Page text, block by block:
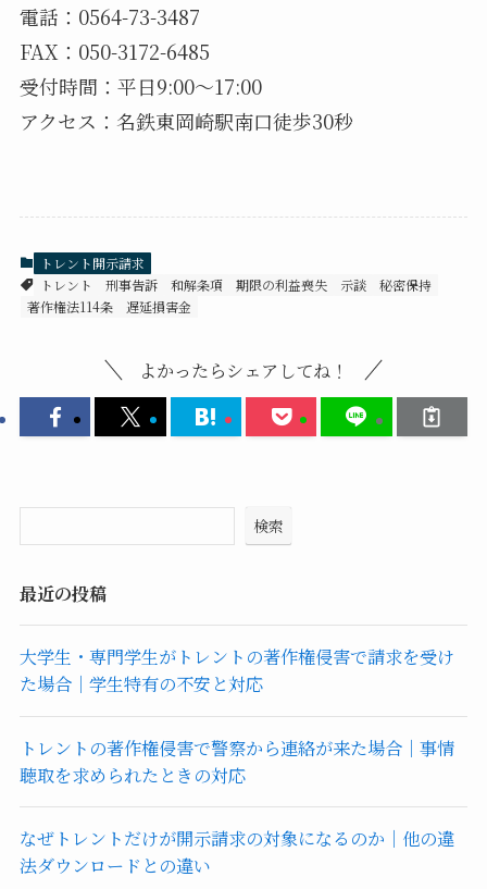
電話：0564-73-3487
FAX：050-3172-6485
受付時間：平日9:00〜17:00
アクセス：名鉄東岡崎駅南口徒歩30秒
トレント開示請求
トレント
刑事告訴 和解条項 期限の利益喪失 示談
秘密保持
著作権法114条
遅延損害金
よかったらシェアしてね！
検索
最近の投稿
大学生・専門学生がトレントの著作権侵害で請求を受け
た場合｜学生特有の不安と対応
トレントの著作権侵害で警察から連絡が来た場合｜事情
聴取を求められたときの対応
なぜトレントだけが開示請求の対象になるのか｜他の違
法ダウンロードとの違い